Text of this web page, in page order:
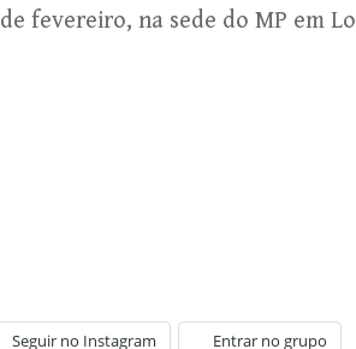
fevereiro, na sede do MP em
Seguir no Instagram Entrar no grupo